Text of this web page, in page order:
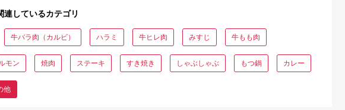
納税 還元率ランキング｜高
元率返礼品をジャンル別
比較
しているカテゴリ
牛バラ肉（カルビ） ハラミ 牛ヒレ肉 みすじ 牛もも肉
モン 焼肉 ステーキ すき焼き しゃぶしゃぶ もつ鍋 カレー
他